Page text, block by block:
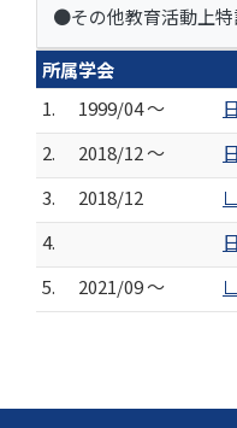
●その他教育活動上特
所属学会
1.
1999/04 ～
2.
2018/12 ～
3.
2018/12
4.
5.
2021/09 ～